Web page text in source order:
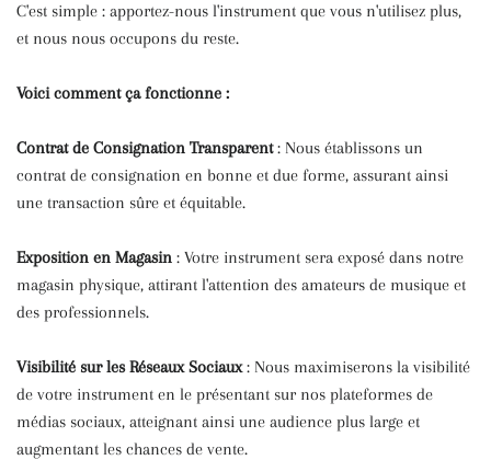
C'est simple : apportez-nous l'instrument que vous n'utilisez plus,
et nous nous occupons du reste.
Voici comment ça fonctionne :
Contrat de Consignation Transparent: Nous établissons un
contrat de consignation en bonne et due forme, assurant ainsi
une transaction sûre et équitable.
Exposition en Magasin : Votre instrument sera exposé dans notre
magasin physique, attirant l'attention des amateurs de musique et
des professionnels.
Visibilité sur les Réseaux Sociaux: Nous maximiserons la visibilité
de votre instrument en le présentant sur nos plateformes de
médias sociaux, atteignant ainsi une audience plus large et
augmentant les chances de vente.